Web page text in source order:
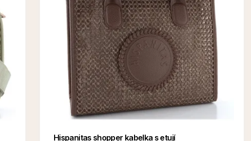
Hispanitas shopper kabelka s etují